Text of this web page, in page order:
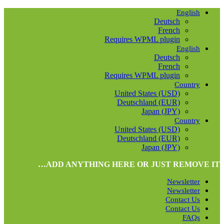
English
Deutsch
French
Requires WPML plugin
English
Deutsch
French
Requires WPML plugin
Country
United States (USD)
Deutschland (EUR)
Japan (JPY)
Country
United States (USD)
Deutschland (EUR)
Japan (JPY)
ADD ANYTHING HERE OR JUST REMOVE IT…
Newsletter
Newsletter
Contact Us
Contact Us
FAQs